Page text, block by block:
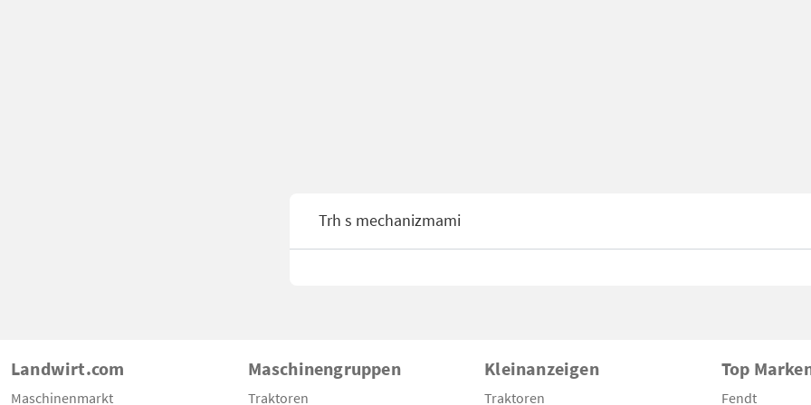
Trh s mechanizmami
Landwirt.com
Maschinenmarkt
Maschinengruppen
Traktoren
Kleinanzeigen
Traktoren
Top
Fendt